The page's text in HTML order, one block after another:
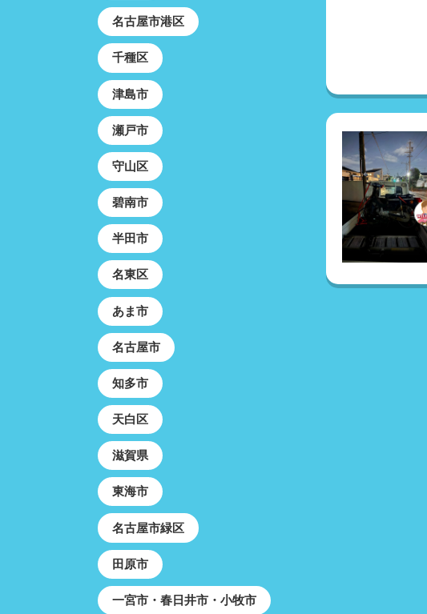
名古屋市港区
千種区
津島市
瀬戸市
守山区
碧南市
半田市
名東区
あま市
名古屋市
知多市
天白区
滋賀県
東海市
名古屋市緑区
田原市
一宮市・春日井市・小牧市